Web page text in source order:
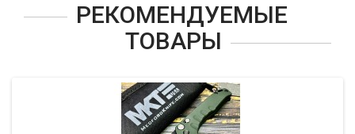
РЕКОМЕНДУЕМЫЕ
ТОВАРЫ